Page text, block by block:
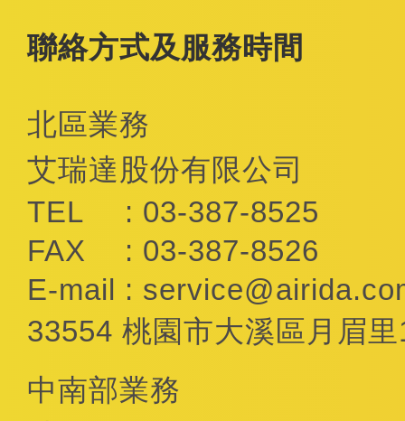
聯絡方式及服務時間
北區業務
艾瑞達股份有限公司
TEL
: 03-387-8525
FAX
: 03-387-8526
E-mail :
33554 桃園市大溪區月眉
中南部業務